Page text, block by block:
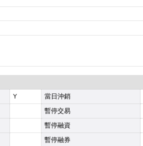
Y 當日沖銷
暫停交易
暫停融資
暫停融券